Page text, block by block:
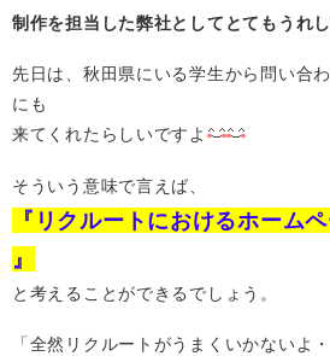
制作を担当した弊社としてとてもうれ
先日は、秋田県にいる学生から問い合
にも
来てくれたらしいですよ
そういう意味で言えば、
『リクルートにおけるホーム
』
と考えることができるでしょう。
「全然リクルートがうまくいかないよ